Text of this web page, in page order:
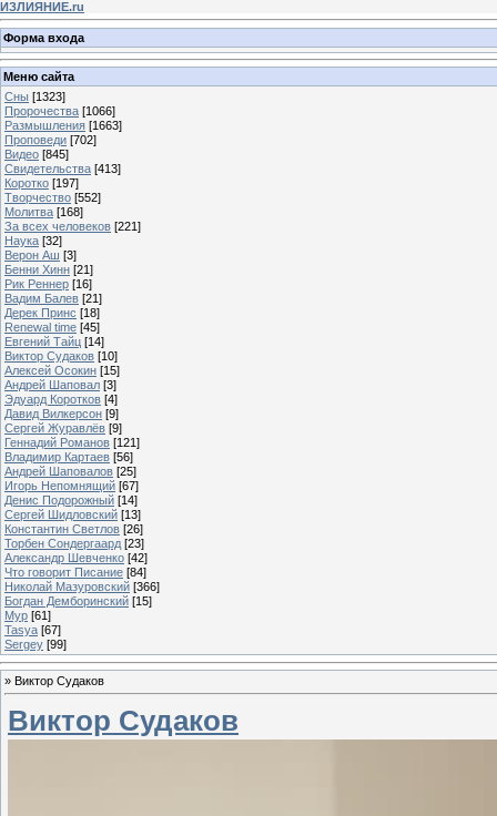
ИЗЛИЯНИЕ.ru
Форма входа
Меню сайта
Сны [1323]
Пророчества [1066]
Размышления [1663]
Проповеди [702]
Видео [845]
Свидетельства [413]
Коротко [197]
Творчество [552]
Молитва [168]
За всех человеков [221]
Наука [32]
Верон Аш [3]
Бенни Хинн [21]
Рик Реннер [16]
Вадим Балев [21]
Дерек Принс [18]
Renewal time [45]
Евгений Тайц [14]
Виктор Судаков [10]
Алексей Осокин [15]
Андрей Шаповал [3]
Эдуард Коротков [4]
Давид Вилкерсон [9]
Сергей Журавлёв [9]
Геннадий Романов [121]
Владимир Картаев [56]
Андрей Шаповалов [25]
Игорь Непомнящий [67]
Денис Подорожный [14]
Сергей Шидловский [13]
Константин Светлов [26]
Торбен Сондергаард [23]
Александр Шевченко [42]
Что говорит Писание [84]
Николай Мазуровский [366]
Богдан Демборинский [15]
Мур [61]
Tasya [67]
Sergey [99]
» Виктор Судаков
Виктор Судаков